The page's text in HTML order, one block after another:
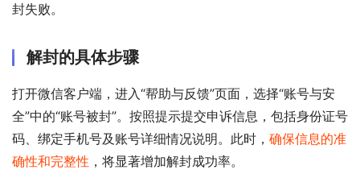
封失败。
解封的具体步骤
打开微信客户端，进入“帮助与反馈”页面，选择“账号与安
全”中的“账号被封”。按照提示提交申诉信息，包括身份证号
码、绑定手机号及账号详细情况说明。此时， 确保信息的准
确性和完整性 ，将显著增加解封成功率。